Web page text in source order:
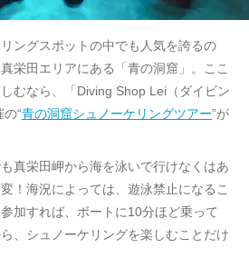
ングスポットの中でも人気を誇るの
栄田エリアにある「青の洞窟」。ここ
むなら、「Diving Shop Lei（ダイビン
“青の洞窟シュノーケリングツアー”が
真栄田岬から海を泳いで行けなくはあ
！海況によっては、遊泳禁止になるこ
加すれば、ボートに10分ほど乗って
、シュノーケリングを楽しむことだけ